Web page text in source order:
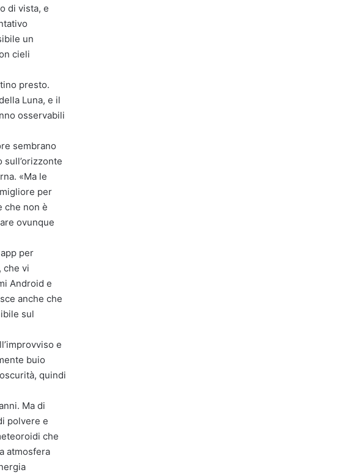
di vista, e
un
cieli
presto.
Luna, e il
osservabili
sembrano
«Ma le
per
che non è
ovunque
per
che vi
Android e
anche che
sul
e
buio
quindi
Ma di
polvere e
che
atmosfera